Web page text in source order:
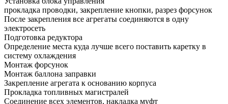
прокладка проводки, закрепление кнопки, разрез форсунок
После закрепления все агрегаты соединяются в одну
электросеть
Подготовка редуктора
Определение места куда лучше всего поставить каретку в
систему охлаждения
Монтаж форсунок
Монтаж баллона заправки
Закрепление агрегата к основанию корпуса
Прокладка топливных магистралей
Соединение всех элементов, накладка муфт